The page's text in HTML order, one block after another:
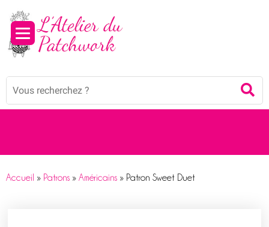
Mots
Accueil » Patrons » Américains » Patron Sweet Duet